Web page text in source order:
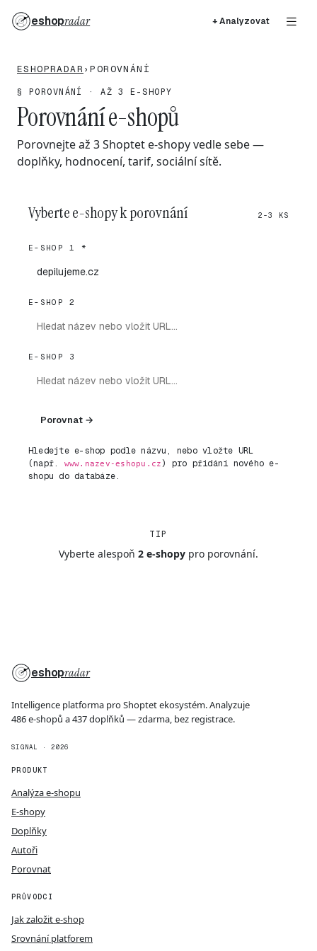
eshopradar + Analyzovat
ESHOPRADAR ›POROVNÁNÍ
§ POROVNÁNÍ · AŽ 3 E-SHOPY
Porovnání e-shopů
Porovnejte až 3 Shoptet e-shopy vedle sebe —
doplňky, hodnocení, tarif, sociální sítě.
Vyberte e-shopy k porovnání 2-3 KS
E-SHOP 1 *
E-SHOP 2
E-SHOP 3
Porovnat →
Hledejte e-shop podle názvu, nebo vložte URL
(např.
www.nazev-eshopu.cz) pro přidání nového e-
shopu do databáze.
TIP
Vyberte alespoň 2 e-shopy pro porovnání.
eshopradar
Intelligence platforma pro Shoptet ekosystém. Analyzuje
486 e-shopů a 437 doplňků — zdarma, bez registrace.
SIGNAL · 2026
PRODUKT
Analýza e-shopu
E-shopy
Doplňky
Autoři
Porovnat
PRŮVODCI
Jak založit e-shop
Srovnání platforem